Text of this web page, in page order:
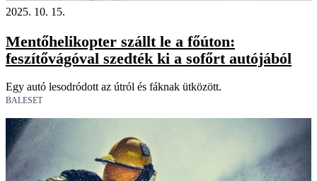
2025. 10. 15.
Mentőhelikopter szállt le a főúton:
feszítővágóval szedték ki a sofőrt autójából
Egy autó lesodródott az útról és fáknak ütközött.
BALESET